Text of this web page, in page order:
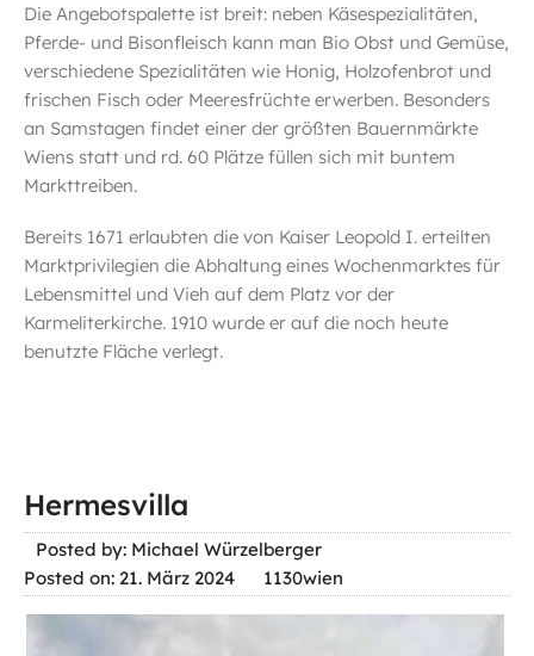
Die Angebotspalette ist breit: neben Käsespezialitäten,
Pferde- und Bisonfleisch kann man Bio Obst und Gemüse,
verschiedene Spezialitäten wie Honig, Holzofenbrot und
frischen Fisch oder Meeresfrüchte erwerben. Besonders
an Samstagen findet einer der größten Bauernmärkte
Wiens statt und rd. 60 Plätze füllen sich mit buntem
Markttreiben.
Bereits 1671 erlaubten die von Kaiser Leopold I. erteilten
Marktprivilegien die Abhaltung eines Wochenmarktes für
Lebensmittel und Vieh auf dem Platz vor der
Karmeliterkirche. 1910 wurde er auf die noch heute
benutzte Fläche verlegt.
Hermesvilla
Posted by: Michael Würzelberger
Posted on: 21. März 2024
1130wien